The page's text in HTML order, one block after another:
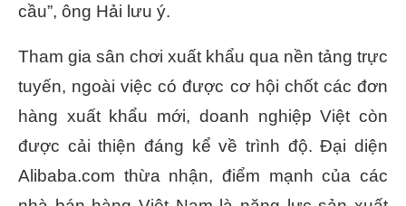
cầu”, ông Hải lưu ý.
Tham gia sân chơi xuất khẩu qua nền tảng trực
tuyến, ngoài việc có được cơ hội chốt các đơn
hàng xuất khẩu mới, doanh nghiệp Việt còn
được cải thiện đáng kể về trình độ. Đại diện
Alibaba.com thừa nhận, điểm mạnh của các